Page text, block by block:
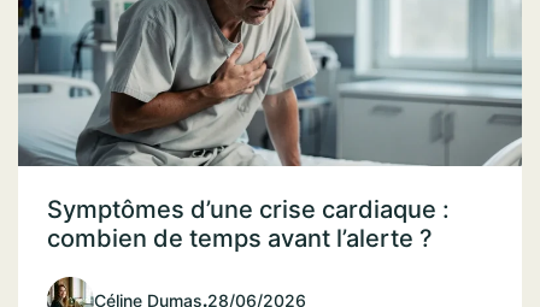
Symptômes d’une crise cardiaque :
combien de temps avant l’alerte ?
Céline Dumas.28/06/2026